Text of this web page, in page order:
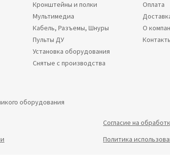
Кронштейны и полки
Мультимедиа
Кабель, Разъемы, Шнуры
Пульты ДУ
Установка оборудования
Снятые с производства
Оплата
О
оборудования
Согласие на
Политика